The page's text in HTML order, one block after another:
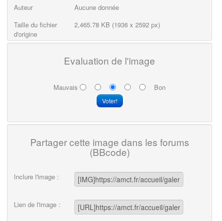
Auteur
Aucune donnée
Taille du fichier
d'origine
2,465.78 KB (1936 x 2592 px)
Evaluation de l'image
Mauvais Bon
Partager cette image dans les forums
(BBcode)
Inclure l'image :
Lien de l'image :